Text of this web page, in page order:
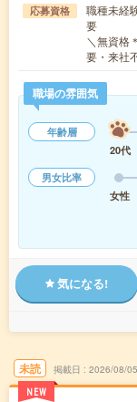
応募資格
職種未経
要
＼無資格
要・来社
職場の雰囲気
年齢層
20代
男女比率
女性
気になる!
未読
NEW
掲載日 2026/08/05